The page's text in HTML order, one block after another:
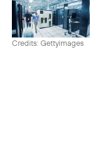
Credits: Gettyimages